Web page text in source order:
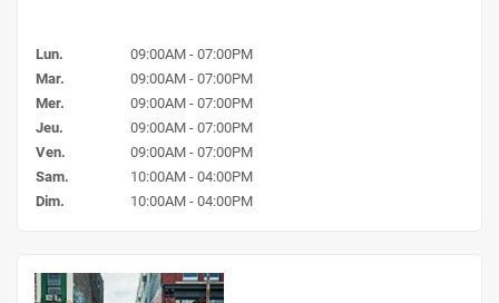
Lun.
09:00AM - 07:00PM
Mar.
09:00AM - 07:00PM
Mer.
09:00AM - 07:00PM
Jeu.
09:00AM - 07:00PM
Ven.
09:00AM - 07:00PM
Sam.
10:00AM - 04:00PM
Dim.
10:00AM - 04:00PM